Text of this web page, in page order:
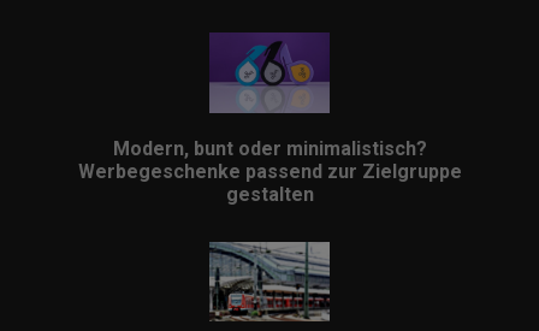
Modern, bunt oder minimalistisch?
Werbegeschenke passend zur Zielgruppe
gestalten